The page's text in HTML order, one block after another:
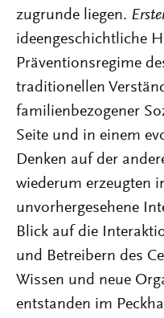
zugrunde liegen.
ideengeschichtliche
Präventionsregime
traditionellen
familienbezogener
Seite und in einem
Denken auf der
wiederum erzeugten
unvorhergesehene
Blick auf die
und Betreibern des
Wissen und neue
entstanden im